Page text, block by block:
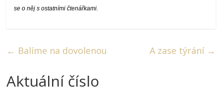
se o něj s ostatními čtenářkami.
← Balíme na dovolenou A zase týrání →
Aktuální číslo